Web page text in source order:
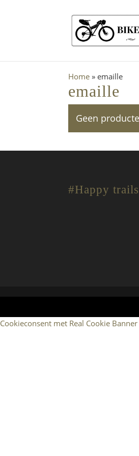
Home »emaille
emaille
Geen
#Happy trails
Cookieconsent met Real Cookie Banner